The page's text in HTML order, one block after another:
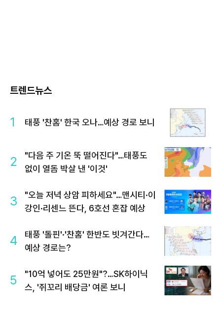
트렌드뉴스
1 태풍 '찬홈' 한국 오나…예상 경로 보니
2
"다음 주 기온 뚝 떨어진다"…태풍도
없이 열돔 박살 낸 '이것'
3
"오늘 저녁 상암 피하세요"…맨시티·이
강인·리센느 뜬다, 6호선 혼잡 예상
4
태풍 '돌핀'·'찬홈' 한반도 빗겨간다…
예상 경로는?
5
"10억 넣어도 25만원"?…SK하이닉
스, '쥐꼬리 배당금' 여론 보니